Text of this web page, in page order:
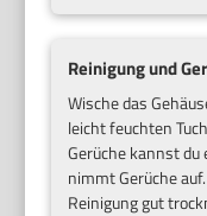
Reinigung und
Wische das
leicht feuchten
Gerüche kannst du
nimmt Gerüche
Reinigung gut